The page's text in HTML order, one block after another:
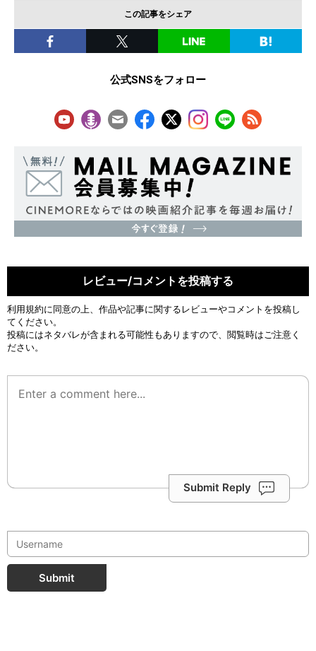
この記事をシェア
公式SNSをフォロー
レビュー/コメントを投稿する
利用規約に同意の上、作品や記事に関するレビューやコメントを投稿し
てください。
投稿にはネタバレが含まれる可能性もありますので、閲覧時はご注意く
ださい。
Submit Reply
Submit